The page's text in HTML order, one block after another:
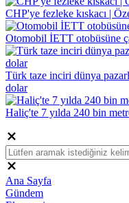
CHP'ye fezleke kıskacı |
Otomobil İETT otobüsüne
Türk taze inciri dünya
dolar
Haliç'te 7 yılda 240 bin
Ana Sayfa
Gündem